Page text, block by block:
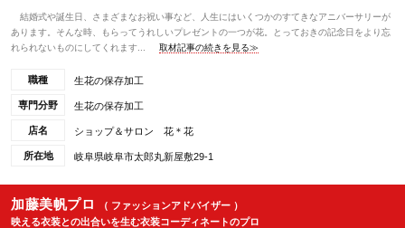
結婚式や誕生日、さまざまなお祝い事など、人生にはいくつかのすてきなアニバーサリーが
あります。そんな時、もらってうれしいプレゼントの一つが花。とっておきの記念日をより忘
れられないものにしてくれます...
取材記事の続きを見る≫
職種 生花の保存加工
専門分野 生花の保存加工
店名 ショップ＆サロン 花＊花
所在地 岐阜県岐阜市太郎丸新屋敷29-1
加藤美帆プロ
（ ファッションアドバイザー ）
映える衣装との出合いを生む衣装コーディネートのプロ